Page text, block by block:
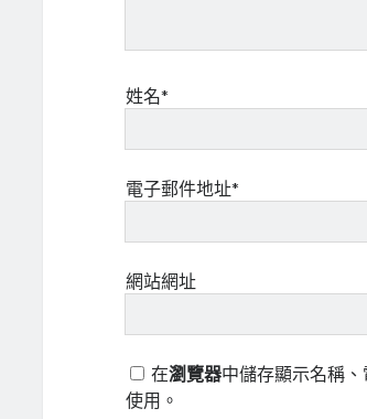
姓名*
電子郵件地址*
網站網址
在瀏覽器中儲存顯示名稱
使用。